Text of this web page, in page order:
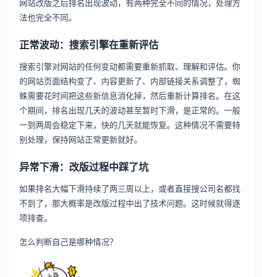
网站改版之后排名出现波动，有两种完全不同的情况，处理方
法也完全不同。
正常波动：搜索引擎在重新评估
搜索引擎对网站的任何变动都需要重新抓取、理解和评估。你
的网站页面结构变了、内容更新了、内部链接关系调整了，蜘
蛛需要花时间把这些新信息消化掉，然后重新计算排名。在这
个期间，排名出现几天的波动甚至暂时下滑，是正常的。一般
一到两周会稳定下来，快的几天就能恢复。这种情况不需要特
别处理，保持网站正常更新就好。
异常下滑：改版过程中踩了坑
如果排名大幅下滑持续了两三周以上，或者直接搜公司名都找
不到了，那大概率是改版过程中出了技术问题。这时候就得逐
项排查。
怎么判断自己是哪种情况？